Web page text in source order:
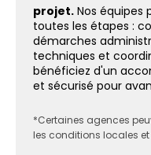
projet. Nos équipes
toutes les étapes :
démarches
techniques et
bénéficiez d'un
et sécurisé pour
*Certaines agences
les conditions locales